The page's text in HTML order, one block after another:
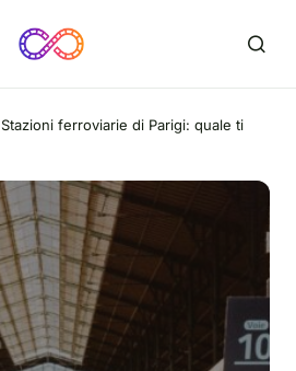
Stazioni ferroviarie di Parigi: quale ti